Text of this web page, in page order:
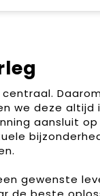
we deze altijd
aansluit
gewenste